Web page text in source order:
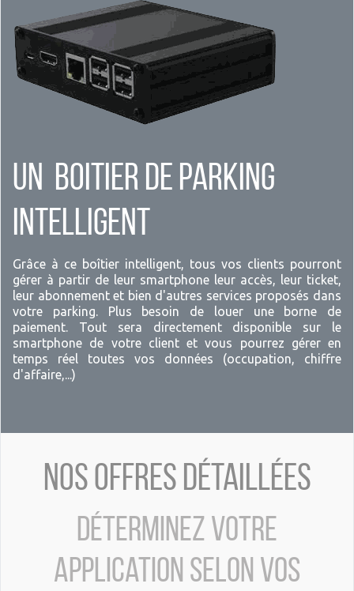
Un boitier de parking
intelligent
Grâce à ce boîtier intelligent, tous vos clients pourront
gérer à partir de leur smartphone leur accès, leur ticket,
leur abonnement et bien d'autres services proposés dans
votre parking. Plus besoin de louer une borne de
paiement. Tout sera directement disponible sur le
smartphone de votre client et vous pourrez gérer en
temps réel toutes vos données (occupation, chiffre
d'affaire,...)
Nos offres détaillées
Déterminez votre
application selon vos